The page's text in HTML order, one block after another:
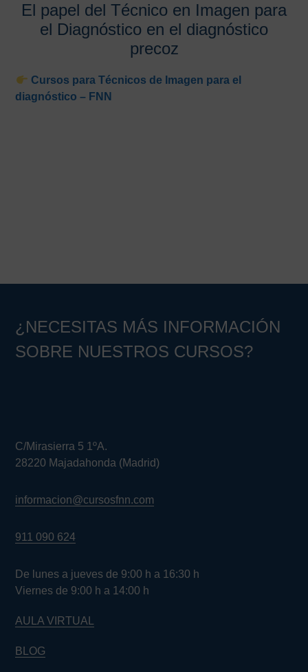
El papel del Técnico en Imagen para
el Diagnóstico en el diagnóstico
precoz
Cursos para Técnicos de Imagen para el
diagnóstico – FNN
¿NECESITAS MÁS INFORMACIÓN
SOBRE NUESTROS CURSOS?
C/Mirasierra 5 1ºA.
28220 Majadahonda (Madrid)
informacion@cursosfnn.com
911 090 624
De lunes a jueves de 9:00 h a 16:30 h
Viernes de 9:00 h a 14:00 h
AULA VIRTUAL
BLOG